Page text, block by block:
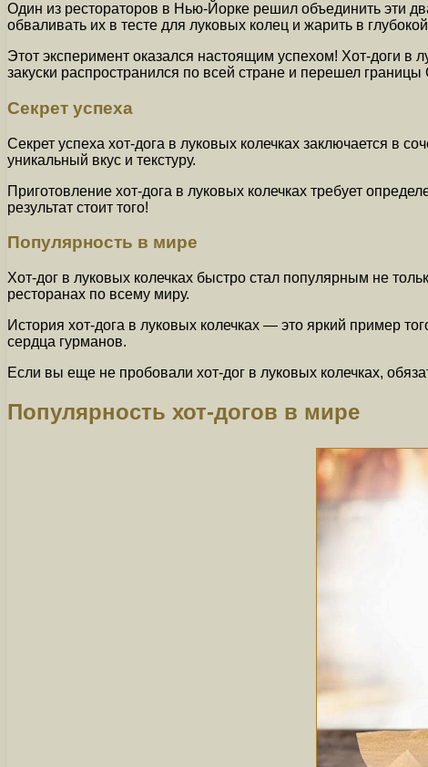
Один из рестораторов в Нью-Йорке решил объединить эти
обваливать их в тесте для луковых колец и жарить в
Этот эксперимент оказался настоящим успехом! Хот-доги в
закуски распространился по всей стране и перешел
Секрет успеха
Секрет успеха хот-дога в луковых колечках заключается в
уникальный вкус и текстуру.
Приготовление хот-дога в луковых колечках требует
результат стоит того!
Популярность в мире
Хот-дог в луковых колечках быстро стал популярным не
ресторанах по всему миру.
История хот-дога в луковых колечках — это яркий пример
сердца гурманов.
Если вы еще не пробовали хот-дог в луковых колечках,
Популярность хот-догов в мире